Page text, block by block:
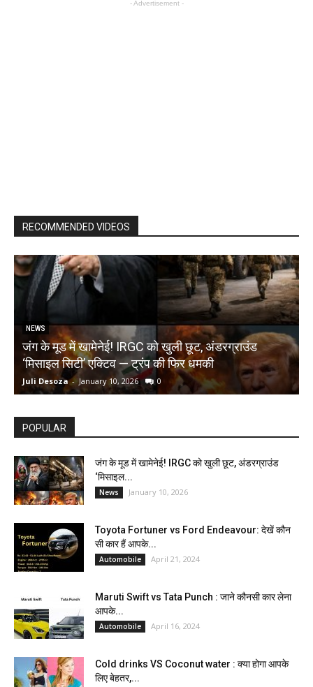
- Advertisement -
RECOMMENDED VIDEOS
NEWS
जंग के मूड में खामेनेई! IRGC को खुली छूट, अंडरग्राउंड
‘मिसाइल सिटी’ एक्टिव — ट्रंप की फिर धमकी
Juli Desoza - January 10, 2026 0
POPULAR
जंग के मूड में खामेनेई! IRGC को खुली छूट, अंडरग्राउंड
‘मिसाइल...
News January 10, 2026
Toyota Fortuner vs Ford Endeavour: देखें कौन
सी कार हैं आपके...
Automobile April 21, 2024
Maruti Swift vs Tata Punch : जाने कौनसी कार लेना
आपके...
Automobile April 16, 2024
Cold drinks VS Coconut water : क्या होगा आपके
लिए बेहतर,...